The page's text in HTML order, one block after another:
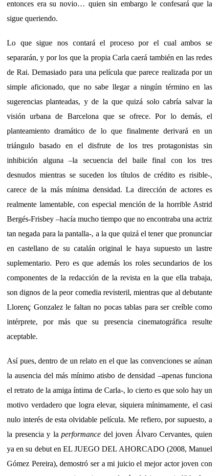
entonces era su novio… quien sin embargo le confesará que la
sigue queriendo.
Lo que sigue nos contará el proceso por el cual ambos se
separarán, y por los que la propia Carla caerá también en las redes
de Rai. Demasiado para una película que parece realizada por un
simple aficionado, que no sabe llegar a ningún término en las
sugerencias planteadas, y de la que quizá solo cabría salvar la
visión urbana de Barcelona que se ofrece. Por lo demás, el
planteamiento dramático de lo que finalmente derivará en un
triángulo basado en el disfrute de los tres protagonistas sin
inhibición alguna –la secuencia del baile final con los tres
desnudos mientras se suceden los títulos de crédito es risible-,
carece de la más mínima densidad. La dirección de actores es
realmente lamentable, con especial mención de la horrible Astrid
Bergés-Frisbey –hacía mucho tiempo que no encontraba una actriz
tan negada para la pantalla-, a la que quizá el tener que pronunciar
en castellano de su catalán original le haya supuesto un lastre
suplementario. Pero es que además los roles secundarios de los
componentes de la redacción de la revista en la que ella trabaja,
son dignos de la peor comedia revisteril, mientras que al debutante
Llorenç Gonzalez le faltan no pocas tablas para ser creíble como
intérprete, por más que su presencia cinematográfica resulte
aceptable.
Así pues, dentro de un relato en el que las convenciones se aúnan
la ausencia del más mínimo atisbo de densidad –apenas funciona
el retrato de la amiga íntima de Carla-, lo cierto es que solo hay un
motivo verdadero que logra elevar, siquiera mínimamente, el casi
nulo interés de esta olvidable película. Me refiero, por supuesto, a
la presencia y laperformance del joven Álvaro Cervantes, quien
ya en su debut en EL JUEGO DEL AHORCADO (2008, Manuel
Gómez Pereira), demostró ser a mi juicio el mejor actor joven con